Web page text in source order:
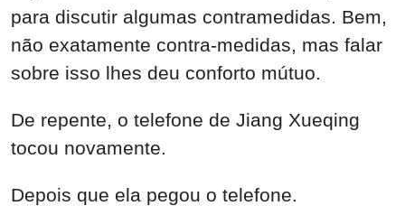
para discutir algumas contramedidas. Bem,
não exatamente contra-medidas, mas falar
sobre isso lhes deu conforto mútuo.
De repente, o telefone de Jiang Xueqing
tocou novamente.
Depois que ela pegou o telefone.